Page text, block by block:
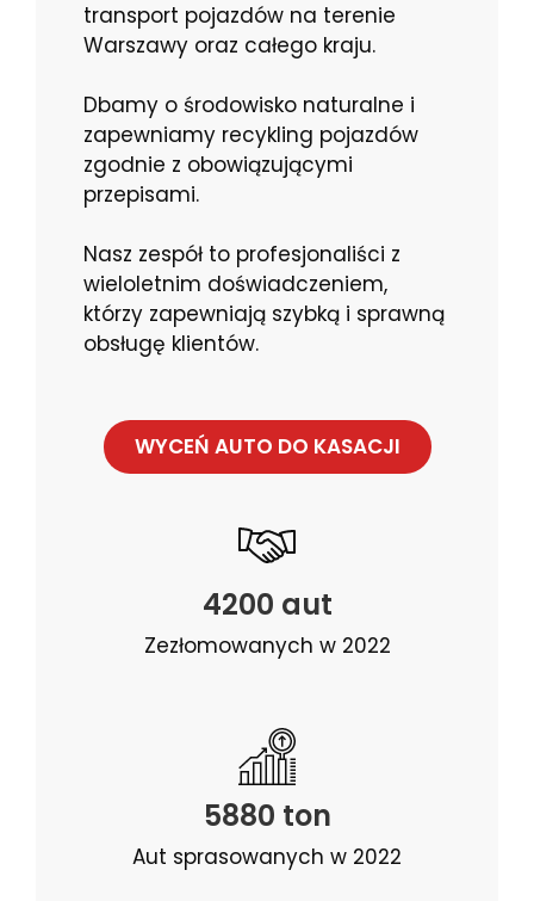
transport pojazdów na terenie
Warszawy oraz całego kraju.
Dbamy o środowisko naturalne i
zapewniamy recykling pojazdów
zgodnie z obowiązującymi
przepisami.
Nasz zespół to profesjonaliści z
wieloletnim doświadczeniem,
którzy zapewniają szybką i sprawną
obsługę klientów.
WYCEŃ AUTO DO KASACJI
4200 aut
Zezłomowanych w 2022
5880 ton
Aut sprasowanych w 2022